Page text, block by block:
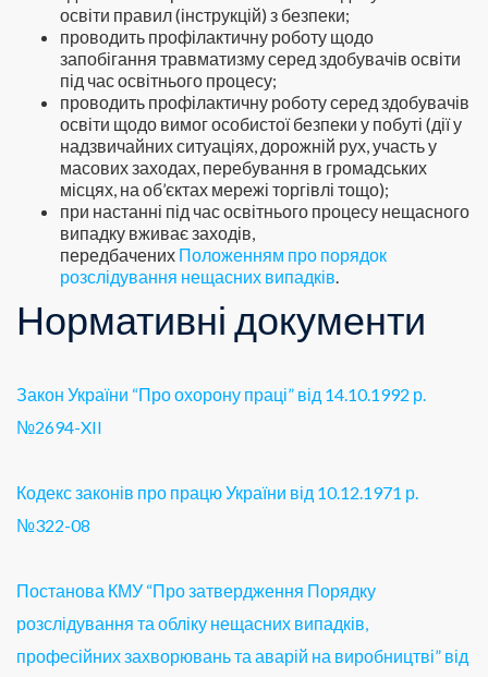
освіти правил (інструкцій) з безпеки;
проводить профілактичну роботу щодо
запобігання травматизму серед здобувачів освіти
під час освітнього процесу;
проводить профілактичну роботу серед здобувачів
освіти щодо вимог особистої безпеки у побуті (дії у
надзвичайних ситуаціях, дорожній рух, участь у
масових заходах, перебування в громадських
місцях, на об’єктах мережі торгівлі тощо);
при настанні під час освітнього процесу нещасного
випадку вживає заходів,
передбачених Положенням про порядок
розслідування нещасних випадків.
Нормативні документи
Закон України “Про охорону праці” від 14.10.1992 р.
№2694-XII
Кодекс законів про працю України від 10.12.1971 р.
№322-08
Постанова КМУ “Про затвердження Порядку
розслідування та обліку нещасних випадків,
професійних захворювань та аварій на виробництві” від